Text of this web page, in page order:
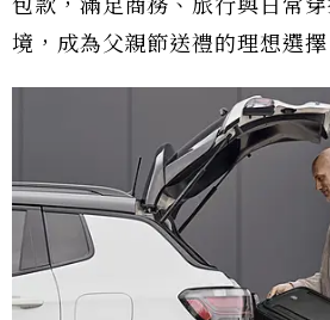
包款，滿足商務、旅行與日常
境，成為父親節送禮的理想選擇